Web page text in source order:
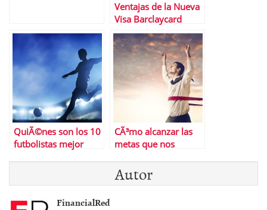
Ventajas de la Nueva
Visa Barclaycard
QuiÃ©nes son los 10
futbolistas mejor
CÃ³mo alcanzar las
metas que nos
Autor
FinancialRed